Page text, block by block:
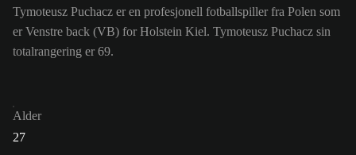
Tymoteusz Puchacz er en profesjonell fotballspiller fra Polen som
er Venstre back (VB) for Holstein Kiel. Tymoteusz Puchacz sin
totalrangering er 69.
Alder
27